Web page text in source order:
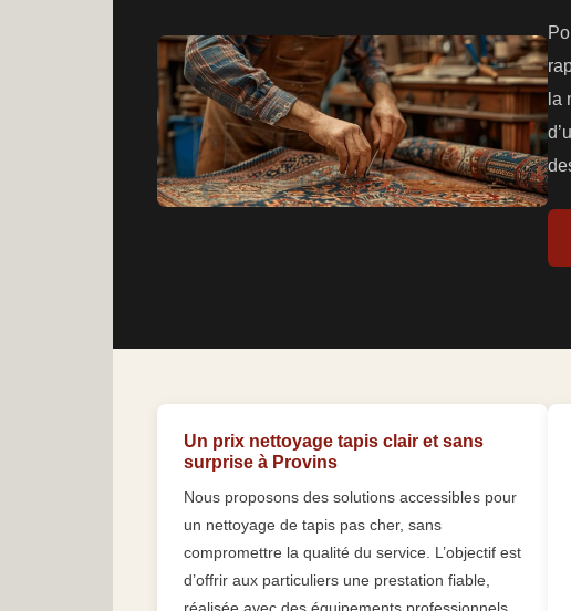
la
Un prix nettoyage tapis clair et sans
surprise à Provins
Nous proposons des solutions accessibles pour
un nettoyage de tapis pas cher, sans
compromettre la qualité du service. L’objectif est
d’offrir aux particuliers une prestation fiable,